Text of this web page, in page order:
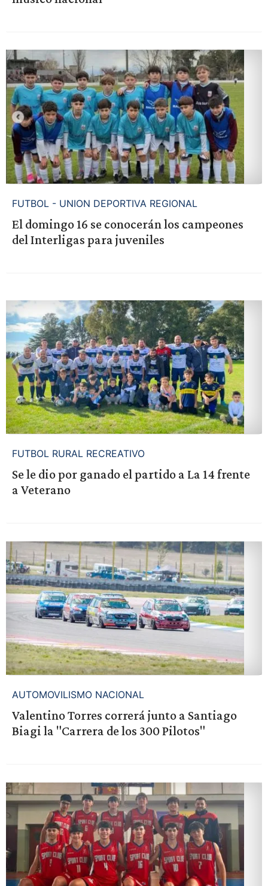
FUTBOL - UNION DEPORTIVA REGIONAL
El domingo 16 se conocerán los campeones
del Interligas para juveniles
FUTBOL RURAL RECREATIVO
Se le dio por ganado el partido a La 14 frente
a Veterano
AUTOMOVILISMO NACIONAL
Valentino Torres correrá junto a Santiago
Biagi la "Carrera de los 300 Pilotos"